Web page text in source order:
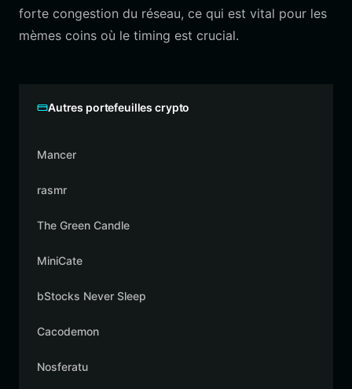
forte congestion du réseau, ce qui est vital pour les
mèmes coins où le timing est crucial.
Autres portefeuilles crypto
Mancer
rasmr
The Green Candle
MiniCate
bStocks Never Sleep
Cacodemon
Nosferatu